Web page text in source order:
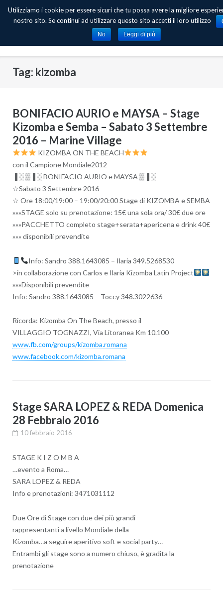
Skip
Tag: kizomba
BONIFACIO AURIO e MAYSA – Stage
Kizomba e Semba – Sabato 3 Settembre
2016 – Marine Village
KIZOMBA ON THE BEACH
con il Campione Mondiale2012
▐ ░ ▒▐ ░ BONIFACIO AURIO e MAYSA ▒▐ ░
☆Sabato 3 Settembre 2016
☆ Ore 18:00/19:00 – 19:00/20:00 Stage di KIZOMBA e SEMBA
»»»STAGE solo su prenotazione: 15€ una sola ora/ 30€ due ore
»»»PACCHETTO completo stage+serata+apericena e drink 40€
»»» disponibili prevendite
Info: Sandro 388.1643085 – Ilaria 349.5268530
>in collaborazione con Carlos e Ilaria Kizomba Latin Project
»»»Disponibili prevendite
Info: Sandro 388.1643085 – Toccy 348.3022636
Ricorda: Kizomba On The Beach, presso il
VILLAGGIO TOGNAZZI, Via Litoranea Km 10.100
www.fb.com/groups/kizomba.romana
www.facebook.com/kizomba.romana
Stage SARA LOPEZ & REDA Domenica
28 Febbraio 2016
10 febbraio 2016
STAGE K I Z O M B A
…evento a Roma…
SARA LOPEZ & REDA
Info e prenotazioni: 3471031112
Due Ore di Stage con due dei più grandi
rappresentanti a livello Mondiale della
Kizomba…a seguire aperitivo soft e social party…
Entrambi gli stage sono a numero chiuso, è gradita la
prenotazione
Utilizziamo i cookie per essere sicuri che tu possa avere la migliore
nostro sito. Se continui ad utilizzare questo sito accetti il loro utilizzo
No
Leggi di più